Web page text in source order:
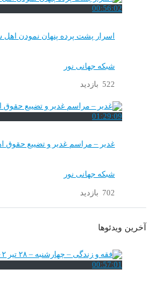
00:56:02
اسرار پشت پرده پنهان نمودن
شبکه جهانی نور
522 بازدید
01:29:09
غدیر – مراسم غدیر و تضییع حقوق
شبکه جهانی نور
702 بازدید
آخرین ویدئوها
00:57:01